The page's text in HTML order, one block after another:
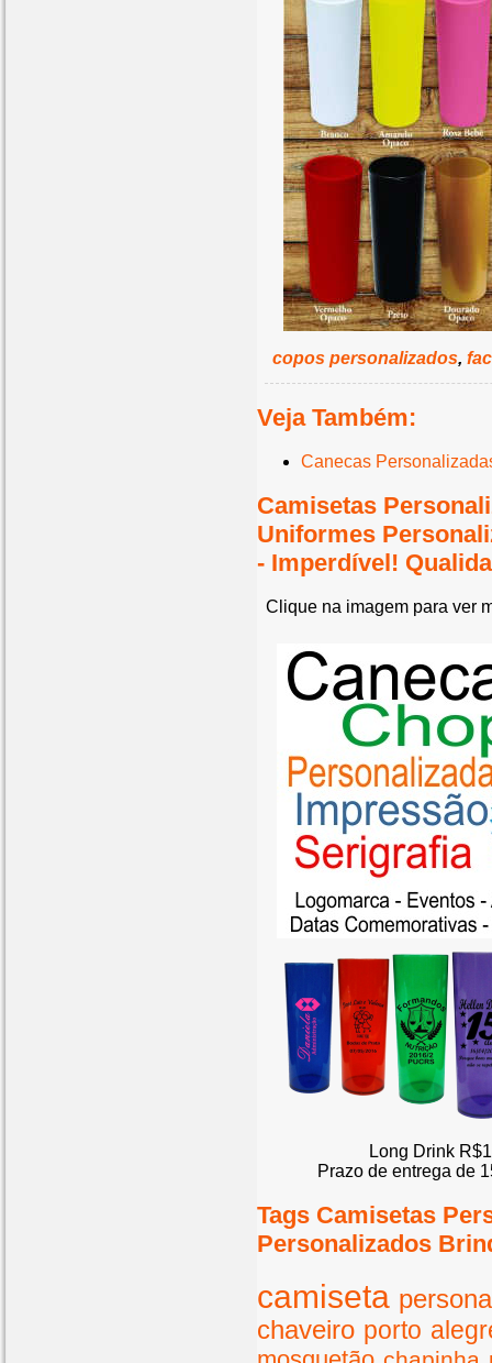
copos personalizados,
Veja Também:
Canecas
Camisetas
Uniformes
- Imperdível!
Clique na imagem para ver
Long Drink
Prazo de entrega de
Tags Camisetas
Personalizados
camiseta
chaveiro porto